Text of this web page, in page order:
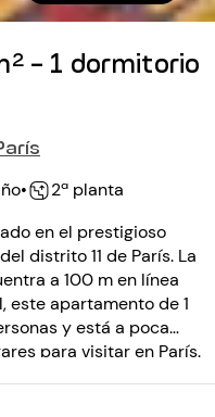
- 1 dormitorio
•
2ª planta
en el prestigioso
distrito 11 de París. La
a 100 m en línea
este apartamento de 1
y está a poca
para visitar en París.